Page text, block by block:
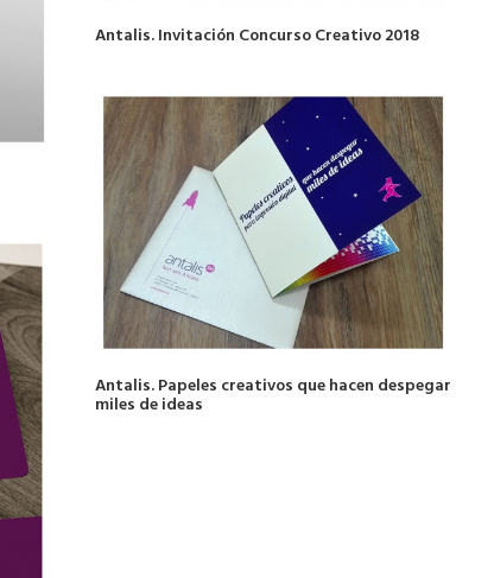
Antalis. Invitación Concurso Creativo 2018
Antalis. Papeles creativos que hacen despegar
miles de ideas